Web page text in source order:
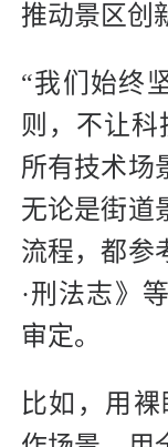
推动景区创
“我们始终
则，不让科
所有技术场
无论是街道
流程，都参
·刑法志》
审定。
比如，用